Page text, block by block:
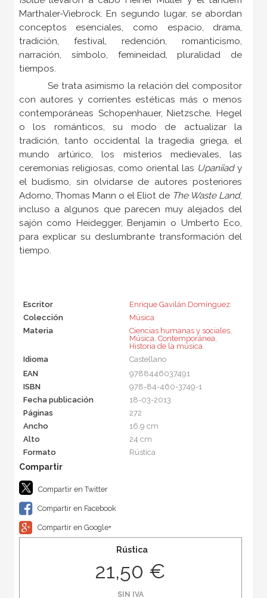
Marthaler-Viebrock. En segundo lugar, se abordan
conceptos esenciales, como espacio, drama,
tradición, festival, redención, romanticismo,
narración, símbolo, femineidad, pluralidad de
tiempos.
Se trata asimismo la relación del compositor
con autores y corrientes estéticas más o menos
contemporáneas Schopenhauer, Nietzsche, Hegel
o los románticos, su modo de actualizar la
tradición, tanto occidental la tragedia griega, el
mundo artúrico, los misterios medievales, las
ceremonias religiosas, como oriental las Upaniîady
el budismo, sin olvidarse de autores posteriores
Adorno, Thomas Mann o el Eliot de The Waste Land,
incluso a algunos que parecen muy alejados del
sajón como Heidegger, Benjamin o Umberto Eco,
para explicar su deslumbrante transformación del
tiempo.
Escritor
Enrique Gavilán Domínguez
Colección
Música
Materia
Ciencias humanas y sociales,
Música, Contemporánea,
Historia de la música
Idioma
Castellano
EAN
9788446037491
ISBN
978-84-460-3749-1
Fecha publicación
18-03-2013
Páginas
272
Ancho
16,9 cm
Alto
24 cm
Formato
Rústica
Compartir en Twitter
Compartir en Facebook
Compartir en Google+
Rústica
21,50 €
SIN IVA